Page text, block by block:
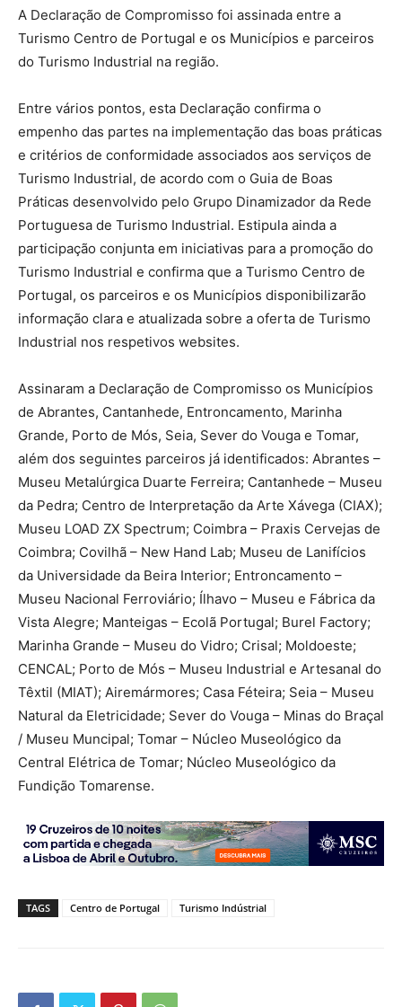
A Declaração de Compromisso foi assinada entre a
Turismo Centro de Portugal e os Municípios e parceiros
do Turismo Industrial na região.
Entre vários pontos, esta Declaração confirma o
empenho das partes na implementação das boas práticas
e critérios de conformidade associados aos serviços de
Turismo Industrial, de acordo com o Guia de Boas
Práticas desenvolvido pelo Grupo Dinamizador da Rede
Portuguesa de Turismo Industrial. Estipula ainda a
participação conjunta em iniciativas para a promoção do
Turismo Industrial e confirma que a Turismo Centro de
Portugal, os parceiros e os Municípios disponibilizarão
informação clara e atualizada sobre a oferta de Turismo
Industrial nos respetivos websites.
Assinaram a Declaração de Compromisso os Municípios
de Abrantes, Cantanhede, Entroncamento, Marinha
Grande, Porto de Mós, Seia, Sever do Vouga e Tomar,
além dos seguintes parceiros já identificados: Abrantes –
Museu Metalúrgica Duarte Ferreira; Cantanhede – Museu
da Pedra; Centro de Interpretação da Arte Xávega (CIAX);
Museu LOAD ZX Spectrum; Coimbra – Praxis Cervejas de
Coimbra; Covilhã – New Hand Lab; Museu de Lanifícios
da Universidade da Beira Interior; Entroncamento –
Museu Nacional Ferroviário; Ílhavo – Museu e Fábrica da
Vista Alegre; Manteigas – Ecolã Portugal; Burel Factory;
Marinha Grande – Museu do Vidro; Crisal; Moldoeste;
CENCAL; Porto de Mós – Museu Industrial e Artesanal do
Têxtil (MIAT); Airemármores; Casa Féteira; Seia – Museu
Natural da Eletricidade; Sever do Vouga – Minas do Braçal
/ Museu Muncipal; Tomar – Núcleo Museológico da
Central Elétrica de Tomar; Núcleo Museológico da
Fundição Tomarense.
TAGS Centro de Portugal Turismo Indústrial